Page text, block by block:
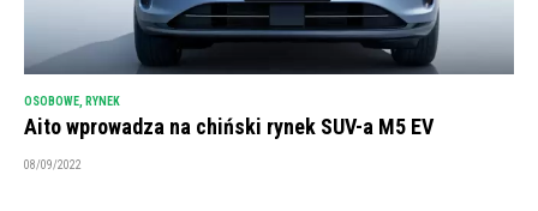
OSOBOWE RYNEK
Aito wprowadza na chiński rynek SUV-a M5 EV
08/09/2022